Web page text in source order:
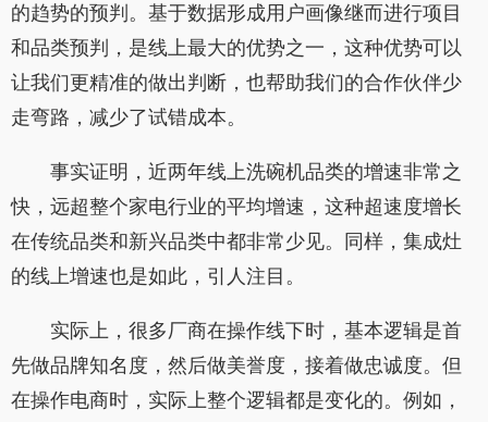
的趋势的预判。基于数据形成用户画像继而进行项目
和品类预判，是线上最大的优势之一，这种优势可以
让我们更精准的做出判断，也帮助我们的合作伙伴少
走弯路，减少了试错成本。
事实证明，近两年线上洗碗机品类的增速非常之
快，远超整个家电行业的平均增速，这种超速度增长
在传统品类和新兴品类中都非常少见。同样，集成灶
的线上增速也是如此，引人注目。
实际上，很多厂商在操作线下时，基本逻辑是首
先做品牌知名度，然后做美誉度，接着做忠诚度。但
在操作电商时，实际上整个逻辑都是变化的。例如，